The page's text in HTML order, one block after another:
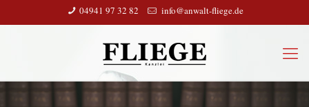
04941 97 32 82 info@anwalt-fliege.de